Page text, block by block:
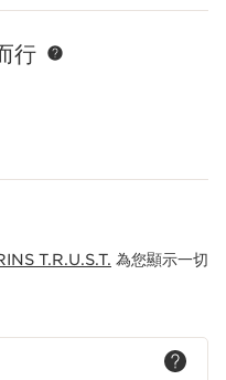
洞130%*，改善黑色素分
更好地「呼吸」，綻放透亮
行
T.R.U.S.T. 為您顯示一切